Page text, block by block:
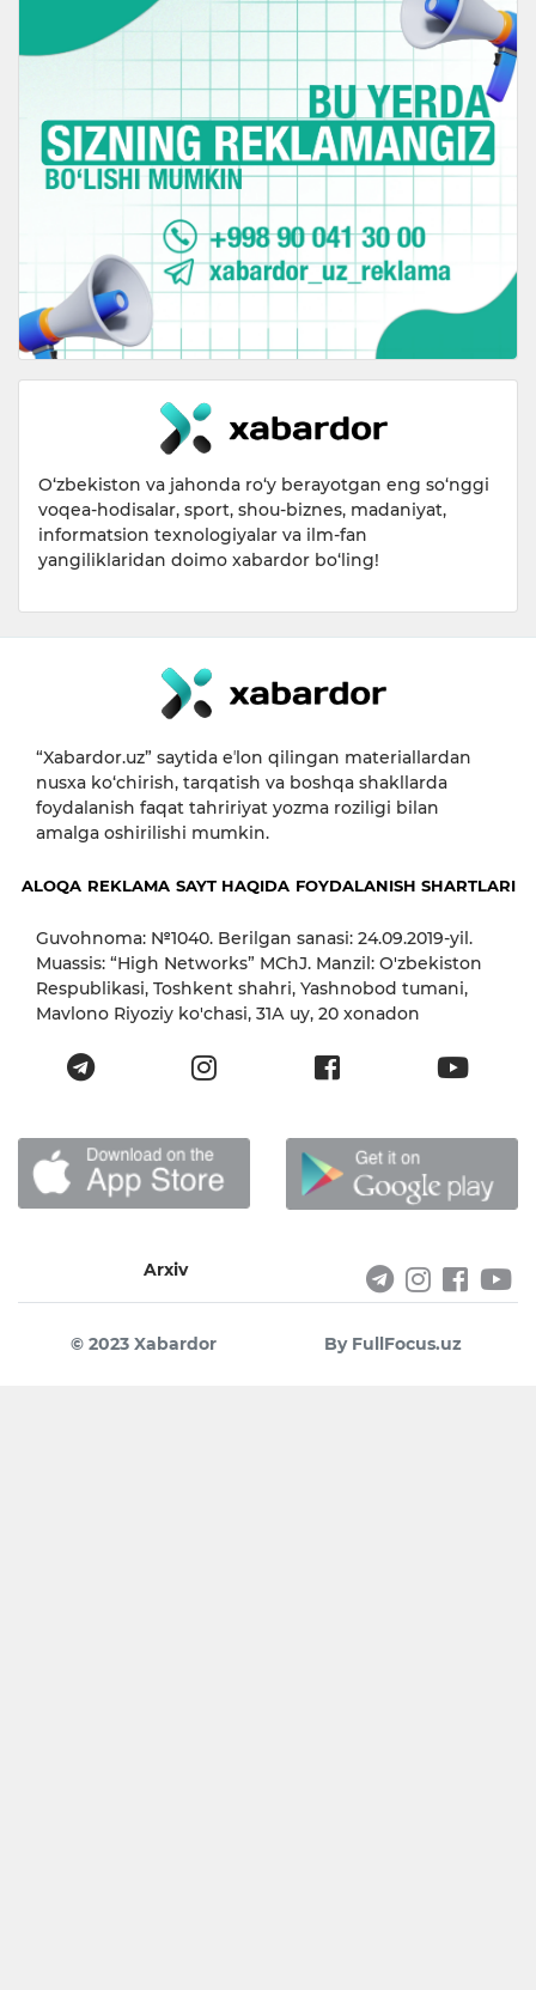
O‘zbekiston va jahonda ro‘y berayotgan eng so‘nggi
voqea-hodisalar, sport, shou-biznes, madaniyat,
informatsion texnologiyalar va ilm-fan
yangiliklaridan doimo xabardor bo‘ling!
“Xabardor.uz” saytida eʼlon qilingan materiallardan
nusxa ko‘chirish, tarqatish va boshqa shakllarda
foydalanish faqat tahririyat yozma roziligi bilan
amalga oshirilishi mumkin.
ALOQA REKLAMA SAYT HAQIDA FOYDALANISH SHARTLARI
Guvohnoma: №1040. Berilgan sanasi: 24.09.2019-yil.
Muassis: “High Networks” MChJ. Manzil: O'zbekiston
Respublikasi, Toshkent shahri, Yashnobod tumani,
Mavlono Riyoziy ko'chasi, 31А uy, 20 xonadon
Arxiv
© 2023 Xabardor By FullFocus.uz